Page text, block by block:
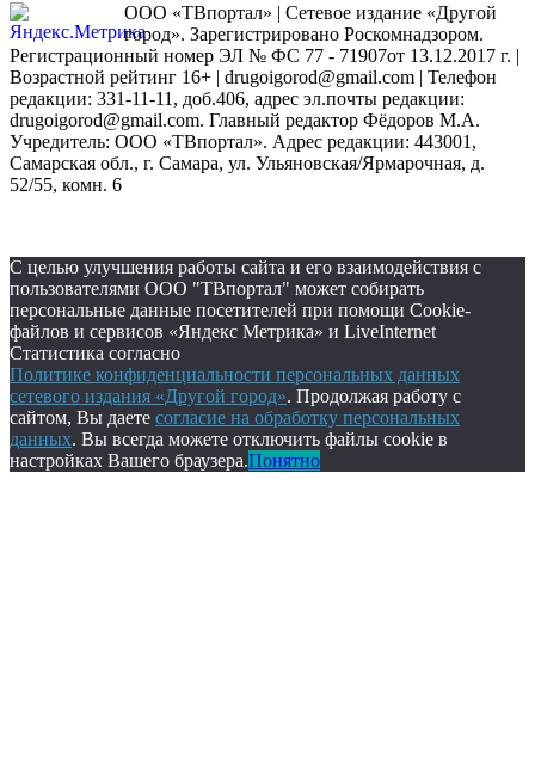
ООО «ТВпортал» | Сетевое издание «Другой
город». Зарегистрировано Роскомнадзором.
Регистрационный номер ЭЛ № ФС 77 - 71907от 13.12.2017 г. |
Возрастной рейтинг 16+ | drugoigorod@gmail.com | Телефон
редакции: 331-11-11, доб.406, адрес эл.почты редакции:
drugoigorod@gmail.com. Главный редактор Фёдоров М.А.
Учредитель: ООО «ТВпортал». Адрес редакции: 443001,
Самарская обл., г. Самара, ул. Ульяновская/Ярмарочная, д.
52/55, комн. 6
С целью улучшения работы сайта и его взаимодействия с
пользователями ООО "ТВпортал" может собирать
персональные данные посетителей при помощи Cookie-
файлов и сервисов «Яндекс Метрика» и LiveInternet
Статистика согласно
Политике конфиденциальности персональных данных
сетевого издания «Другой город». Продолжая работу с
сайтом, Вы даете согласие на обработку персональных
данных. Вы всегда можете отключить файлы cookie в
настройках Вашего браузера.Понятно